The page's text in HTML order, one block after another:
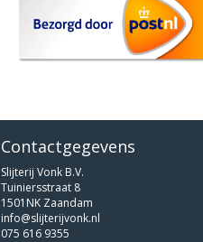
Contactgegevens
Slijterij Vonk B.V.
Tuiniersstraat 8
1501NK Zaandam
info@slijterijvonk.nl
075 616 9355